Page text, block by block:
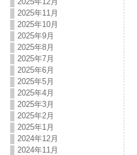
2025年11月
2025年10月
2025年9月
2025年8月
2025年7月
2025年6月
2025年5月
2025年4月
2025年3月
2025年2月
2025年1月
2024年12月
2024年11月